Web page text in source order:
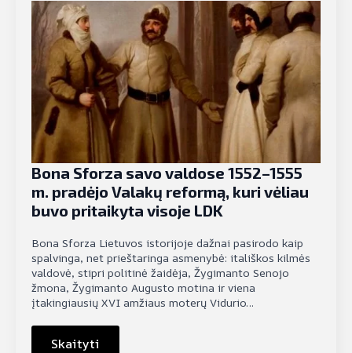
Bona Sforza savo valdose 1552–1555
m. pradėjo Valakų reformą, kuri vėliau
buvo pritaikyta visoje LDK
Bona Sforza Lietuvos istorijoje dažnai pasirodo kaip
spalvinga, net prieštaringa asmenybė: itališkos kilmės
valdovė, stipri politinė žaidėja, Žygimanto Senojo
žmona, Žygimanto Augusto motina ir viena
įtakingiausių XVI amžiaus moterų Vidurio…
Skaityti